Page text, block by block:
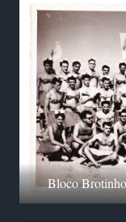
Bloco